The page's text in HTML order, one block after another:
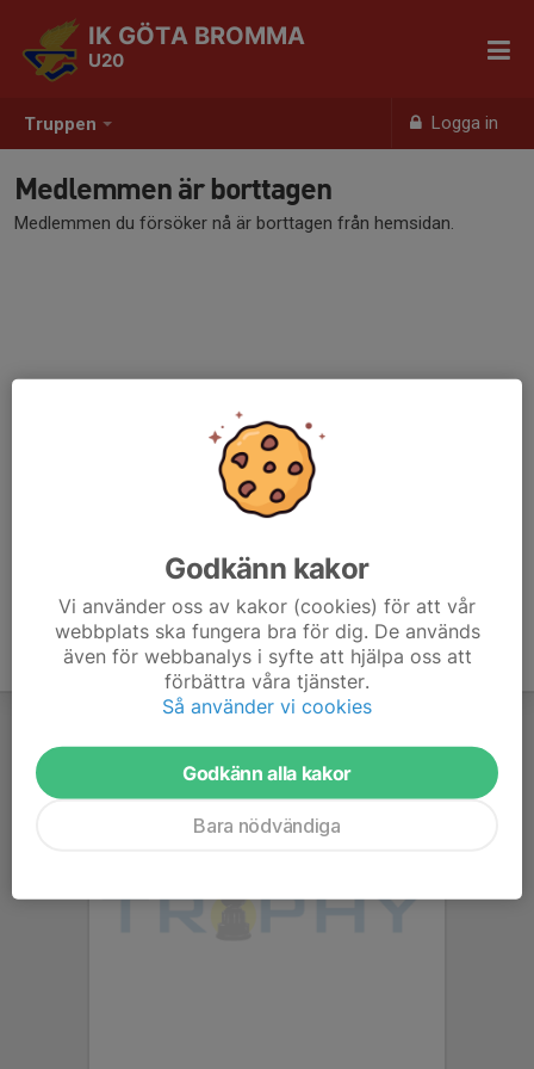
Truppen Logga in
IK GÖTA BROMMA
U20
Medlemmen är borttagen
Medlemmen du försöker nå är borttagen från hemsidan.
Godkänn kakor
Vi använder oss av kakor (cookies) för att vår
webbplats ska fungera bra för dig. De används
även för webbanalys i syfte att hjälpa oss att
förbättra våra tjänster.
Så använder vi cookies
Godkänn alla kakor
Bara nödvändiga